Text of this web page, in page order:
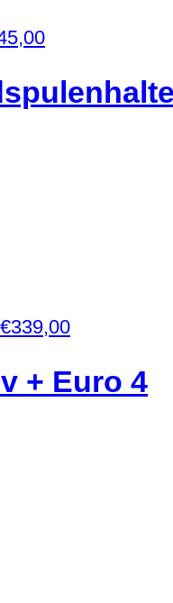
€339,00
+ Euro 4